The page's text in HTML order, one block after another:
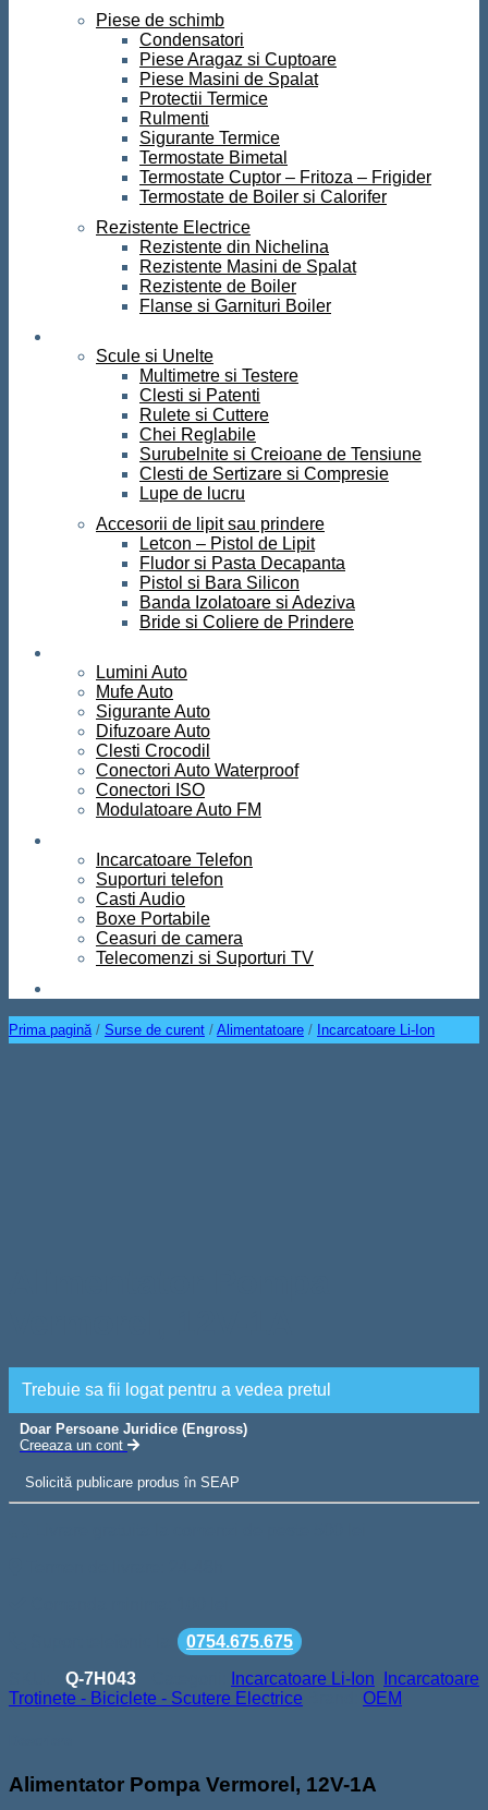
Piese de schimb
Condensatori
Piese Aragaz si Cuptoare
Piese Masini de Spalat
Protectii Termice
Rulmenti
Sigurante Termice
Termostate Bimetal
Termostate Cuptor – Fritoza – Frigider
Termostate de Boiler si Calorifer
Rezistente Electrice
Rezistente din Nichelina
Rezistente Masini de Spalat
Rezistente de Boiler
Flanse si Garnituri Boiler
Scule si Unelte
Multimetre si Testere
Clesti si Patenti
Rulete si Cuttere
Chei Reglabile
Surubelnite si Creioane de Tensiune
Clesti de Sertizare si Compresie
Lupe de lucru
Accesorii de lipit sau prindere
Letcon – Pistol de Lipit
Fludor si Pasta Decapanta
Pistol si Bara Silicon
Banda Izolatoare si Adeziva
Bride si Coliere de Prindere
Lumini Auto
Mufe Auto
Sigurante Auto
Difuzoare Auto
Clesti Crocodil
Conectori Auto Waterproof
Conectori ISO
Modulatoare Auto FM
Incarcatoare Telefon
Suporturi telefon
Casti Audio
Boxe Portabile
Ceasuri de camera
Telecomenzi si Suporturi TV
Prima pagină / Surse de curent / Alimentatoare / Incarcatoare Li-Ion
Trebuie sa fii logat pentru a vedea pretul
Doar Persoane Juridice (Engross)
Creeaza un cont
Solicită publicare produs în SEAP
0754.675.675
Q-7H043 Incarcatoare Li-Ion
Incarcatoare
Trotinete - Biciclete - Scutere Electrice
OEM
Alimentator Pompa Vermorel, 12V-1A